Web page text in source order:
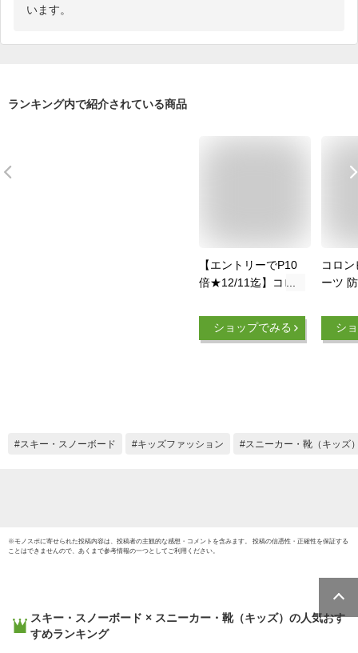
います。
ランキング内で紹介されている商品
【エントリーでP10
倍★12/11迄】コロ
キッズ 防水 男の子
女の子 13cm 14cm
WATERPROOF シー
ショップでみる
コロ
ーツ
子
22cm
学生
シ
スキー・スノーボード キッズファッション スニーカー・靴（キッズ
※モノスポに寄せられた投稿内容は、投稿者の主観的な感想・コメントを含みます。 投稿の信憑性・正確性を保証する
ことはできませんので、あくまで参考情報の一つとしてご利用ください。
スキー・スノーボード × スニーカー・靴（キッズ） の人気おす
すめランキング